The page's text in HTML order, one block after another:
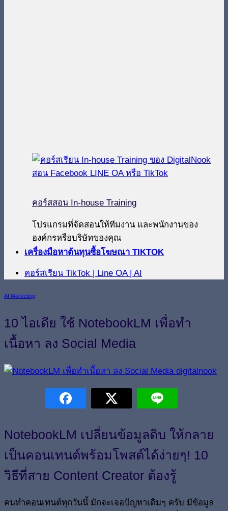
คอร์สสอน In-house Training
โปรแกรมที่จัดสอนให้ทีมงาน และพนักงานของ
องค์กรหรือบริษัทของคุณ
เครื่องมือหาต้นทุนซื้อโฆษณา TIKTOK
คอร์สเรียน TikTok | Line OA | AI
AI Marketing
10 ไอเดีย ใช้ NotebookLM เพื่อทำ
เนื้อหา ลง Social Media
NotebookLM เปลี่ยนข้อมูลดิบ ให้กลาย
เป็นคอนเทนต์พร้อมโพสต์ได้ง่ายๆ! 10
วิธีที่สาย Content Creator ต้องรู้
คนทำคอนเทนต์ทุกวันนี้ มักจะเจอปัญหาเดิมๆ ครับ มีข้อมูล